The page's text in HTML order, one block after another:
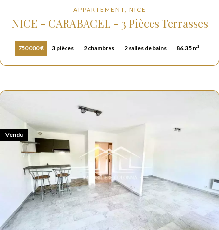
APPARTEMENT, NICE
NICE - CARABACEL - 3 Pièces Terrasses
750 000 € 3 pièces 2 chambres 2 salles de bains 86.35 m²
Vendu